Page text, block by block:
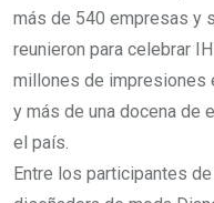
más de 540 empresas y
reunieron para celebrar
millones de impresiones
y más de una docena de
el país.
Entre los participantes